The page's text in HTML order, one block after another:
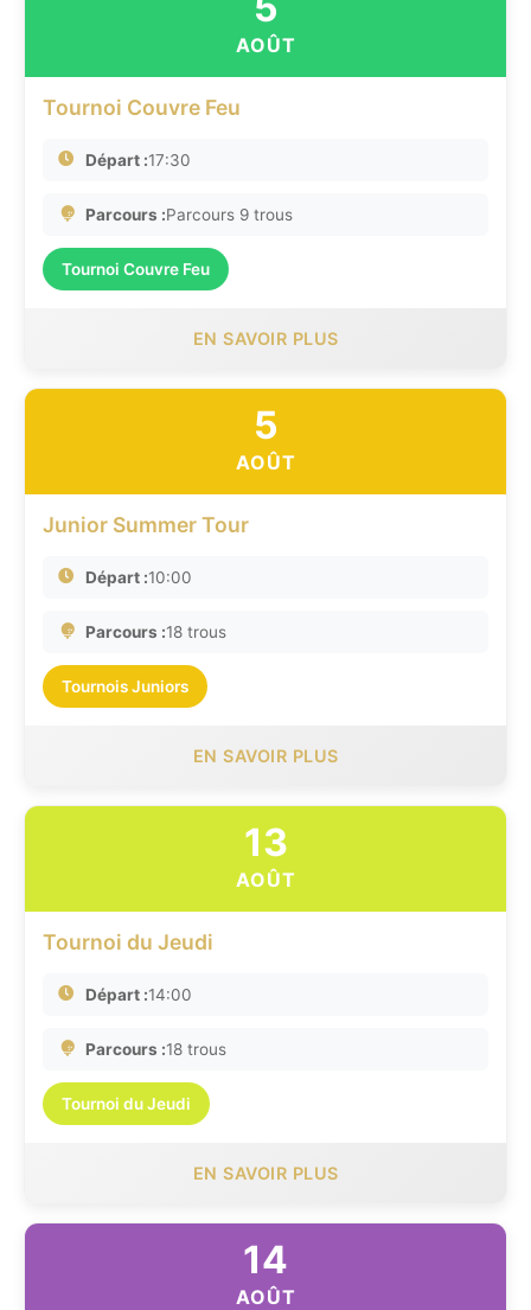
AOÛT
Tournoi Couvre Feu
Départ :17:30
Parcours :Parcours 9 trous
Tournoi Couvre Feu
EN SAVOIR PLUS
5
AOÛT
Junior Summer Tour
Départ :10:00
Parcours :18 trous
Tournois Juniors
EN SAVOIR PLUS
13
AOÛT
Tournoi du Jeudi
Départ :14:00
Parcours :18 trous
Tournoi du Jeudi
EN SAVOIR PLUS
14
AOÛT